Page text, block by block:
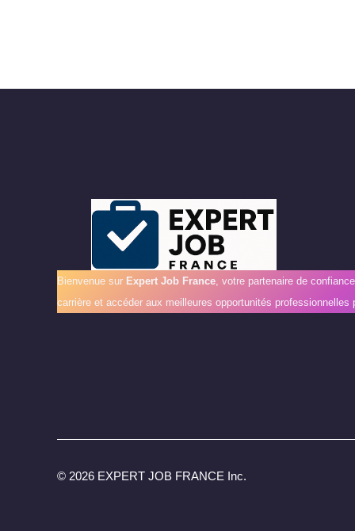
Bienvenue sur Expert Job France, votre partenaire de
carrière et accéder aux meilleures opportunités professionnelles
© 2026 EXPERT JOB FRANCE Inc.